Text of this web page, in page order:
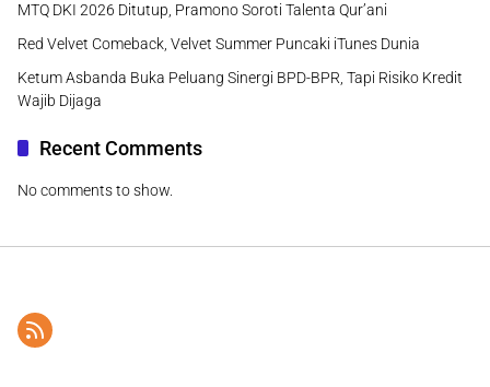
MTQ DKI 2026 Ditutup, Pramono Soroti Talenta Qur’ani
Red Velvet Comeback, Velvet Summer Puncaki iTunes Dunia
Ketum Asbanda Buka Peluang Sinergi BPD-BPR, Tapi Risiko Kredit
Wajib Dijaga
Recent Comments
No comments to show.